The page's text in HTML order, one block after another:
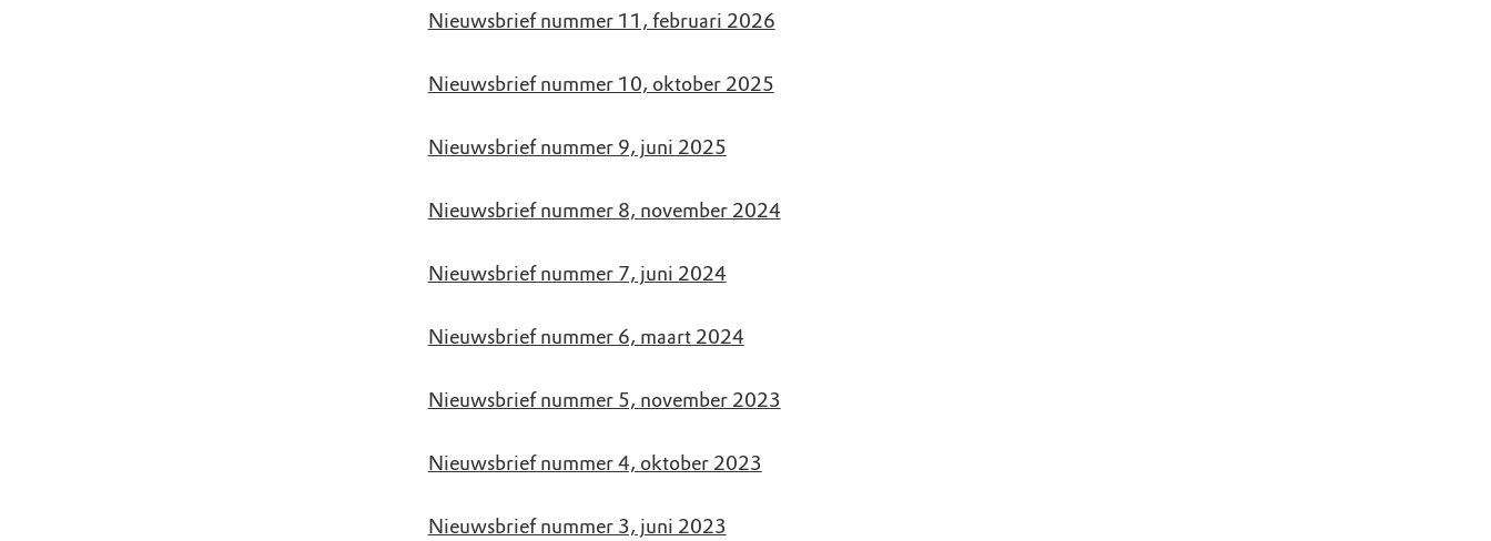
Nieuwsbrief nummer 11, februari 2026
Nieuwsbrief nummer 10, oktober 2025
Nieuwsbrief nummer 9, juni 2025
Nieuwsbrief nummer 8, november 2024
Nieuwsbrief nummer 7, juni 2024
Nieuwsbrief nummer 6, maart 2024
Nieuwsbrief nummer 5, november 2023
Nieuwsbrief nummer 4, oktober 2023
Nieuwsbrief nummer 3, juni 2023